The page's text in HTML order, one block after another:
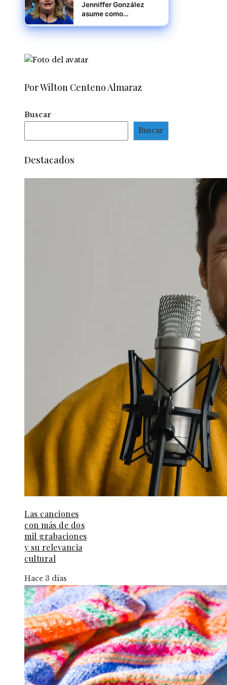
Jenniffer González
asume como
Rico, marcando un
isla
Por Wilton Centeno Almaraz
Buscar
Buscar
Destacados
Las canciones
con más de dos
mil grabaciones
y su relevancia
cultural
Hace 3 días